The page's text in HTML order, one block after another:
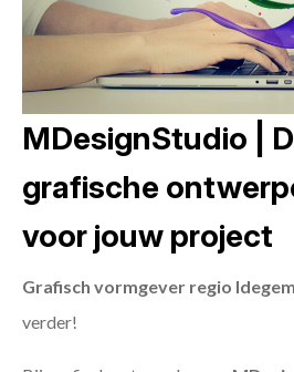
MDesignStudio |
grafische
voor jouw project
Grafisch vormgever regio
verder!